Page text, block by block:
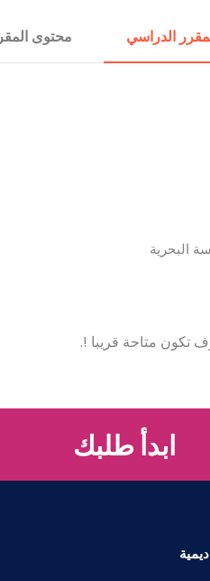
الدراسي محتوى
البحرية
تكون متاحة قريبا !.
ابدأ طلبك